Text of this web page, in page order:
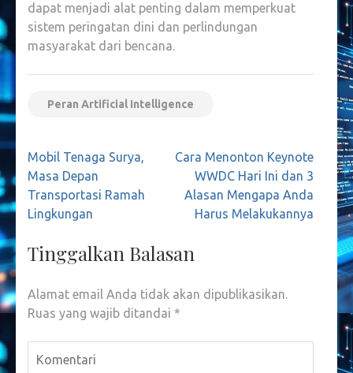
dapat menjadi alat penting dalam memperkuat
sistem peringatan dini dan perlindungan
masyarakat dari bencana.
Peran Artificial Intelligence
Navigasi
pos
Mobil Tenaga Surya,
Masa Depan
Transportasi Ramah
Lingkungan
Cara Menonton Keynote
WWDC Hari Ini dan 3
Alasan Mengapa Anda
Harus Melakukannya
Tinggalkan Balasan
Alamat email Anda tidak akan dipublikasikan.
Ruas yang wajib ditandai *